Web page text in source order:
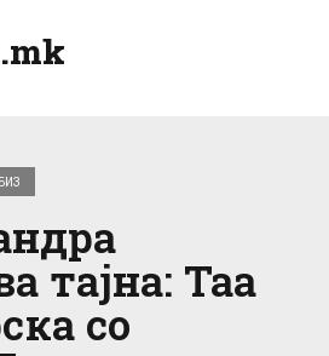
тајна: Таа
со